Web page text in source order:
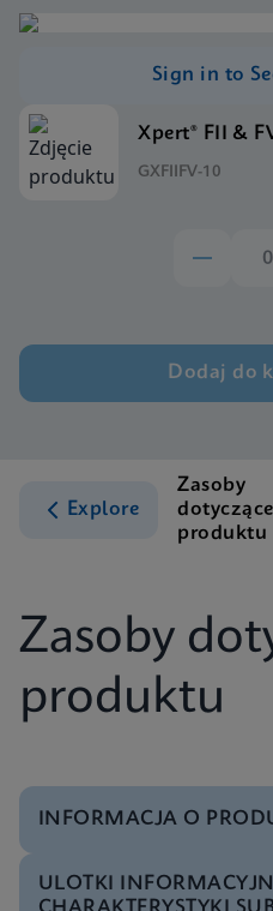
Sign in to
Xpert® FII &
GXFIIFV-10
Dodaj do
Explore
Zasoby
dotyczące
produktu
Zasoby
produktu
INFORMACJA O
Menu testowe
ULOTKI